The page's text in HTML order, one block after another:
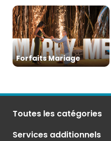
Forfaits Mariage
Toutes les catégories
Services additionnels